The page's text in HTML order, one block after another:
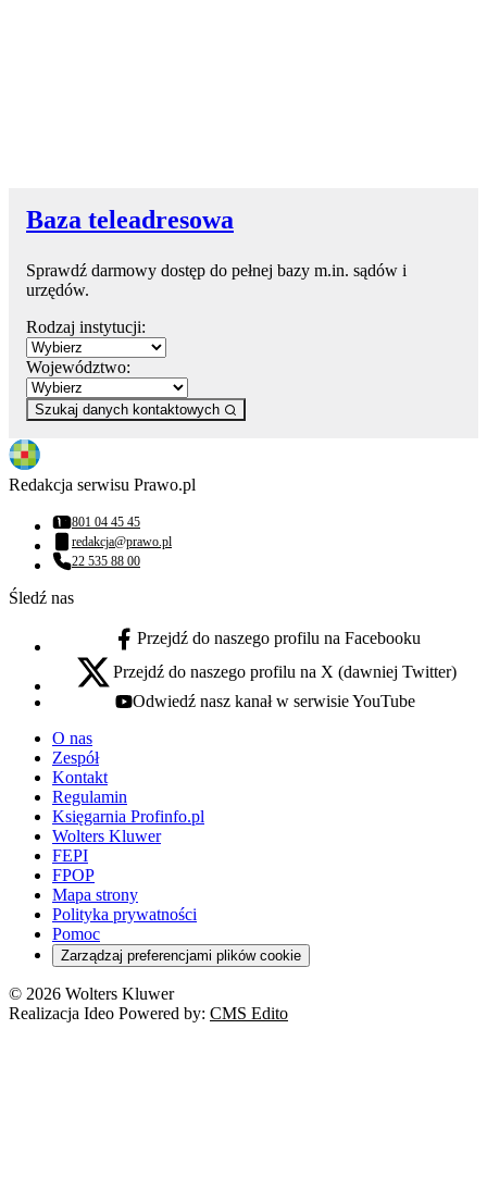
Baza teleadresowa
Sprawdź darmowy dostęp do pełnej bazy m.in. sądów i
urzędów.
Rodzaj instytucji:
Województwo:
Szukaj danych kontaktowych
Redakcja serwisu Prawo.pl
Numer telefonu:
801 04 45 45
Adres email:
redakcja@prawo.pl
Numer telefonu:
22 535 88 00
Śledź nas
facebook - otwiera się w nowej karcie
Przejdź do naszego profilu na Facebooku
x - otwiera się w nowej karcie
Przejdź do naszego profilu na X (dawniej Twitter)
youtube - otwiera się w nowej karcie
Odwiedź nasz kanał w serwisie YouTube
O nas
Zespół
Kontakt
Regulamin
Księgarnia Profinfo.pl
Wolters Kluwer
FEPI
FPOP
Mapa strony
Polityka prywatności
Pomoc
Zarządzaj preferencjami plików cookie
© 2026 Wolters Kluwer
Realizacja Ideo Powered by: CMS Edito